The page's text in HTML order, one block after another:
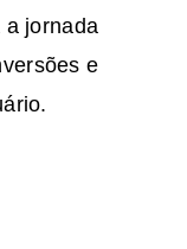
a jornada
e